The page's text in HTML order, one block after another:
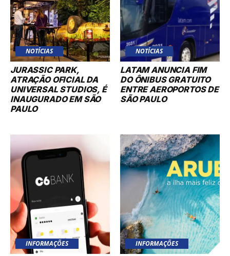
NOTÍCIAS
JURASSIC PARK,
ATRAÇÃO OFICIAL DA
UNIVERSAL STUDIOS, É
INAUGURADO EM SÃO
PAULO
NOTÍCIAS
LATAM ANUNCIA FIM
DO ÔNIBUS GRATUITO
ENTRE AEROPORTOS DE
SÃO PAULO
INFORMAÇÕES INFORMAÇÕES